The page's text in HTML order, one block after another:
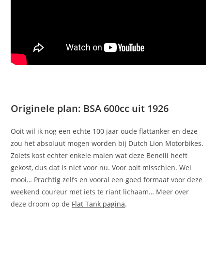
Originele plan: BSA 600cc uit 1926
Ooit wil ik nog een echte 100 jaar oude flattanker en deze
zou het absoluut mogen worden bij Dutch Lion Motorbikes.
Zoiets kost echter enkele malen wat deze Benelli heeft
gekost, dus dat is niet voor nu. Voor ooit misschien. Wel
mooi… Prachtig zelfs en vooral een goed formaat voor deze
weekend coureur met iets te riant lichaam… Meer over
deze droom op de Flat Tank pagina.